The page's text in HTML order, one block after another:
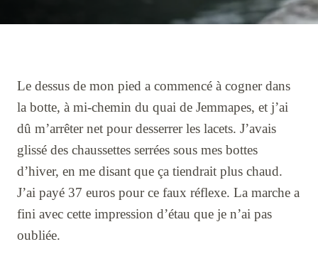
Le dessus de mon pied a commencé à cogner dans
la botte, à mi-chemin du quai de Jemmapes, et j’ai
dû m’arrêter net pour desserrer les lacets. J’avais
glissé des chaussettes serrées sous mes bottes
d’hiver, en me disant que ça tiendrait plus chaud.
J’ai payé 37 euros pour ce faux réflexe. La marche a
fini avec cette impression d’étau que je n’ai pas
oubliée.